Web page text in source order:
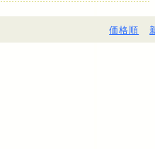
価格順